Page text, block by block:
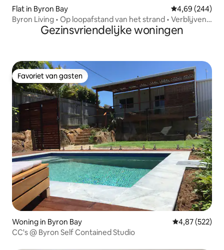
Flat in Byron Bay Gemiddelde
4,69 (244)
Byron Living • Op loopafstand van het strand • Verblijven
van een maandGezinsvriendelijke woningen
Favoriet van gasten
Favoriet van gasten
Woning in Byron Bay Gemiddelde
4,87 (522)
CC's @ Byron Self Contained Studio